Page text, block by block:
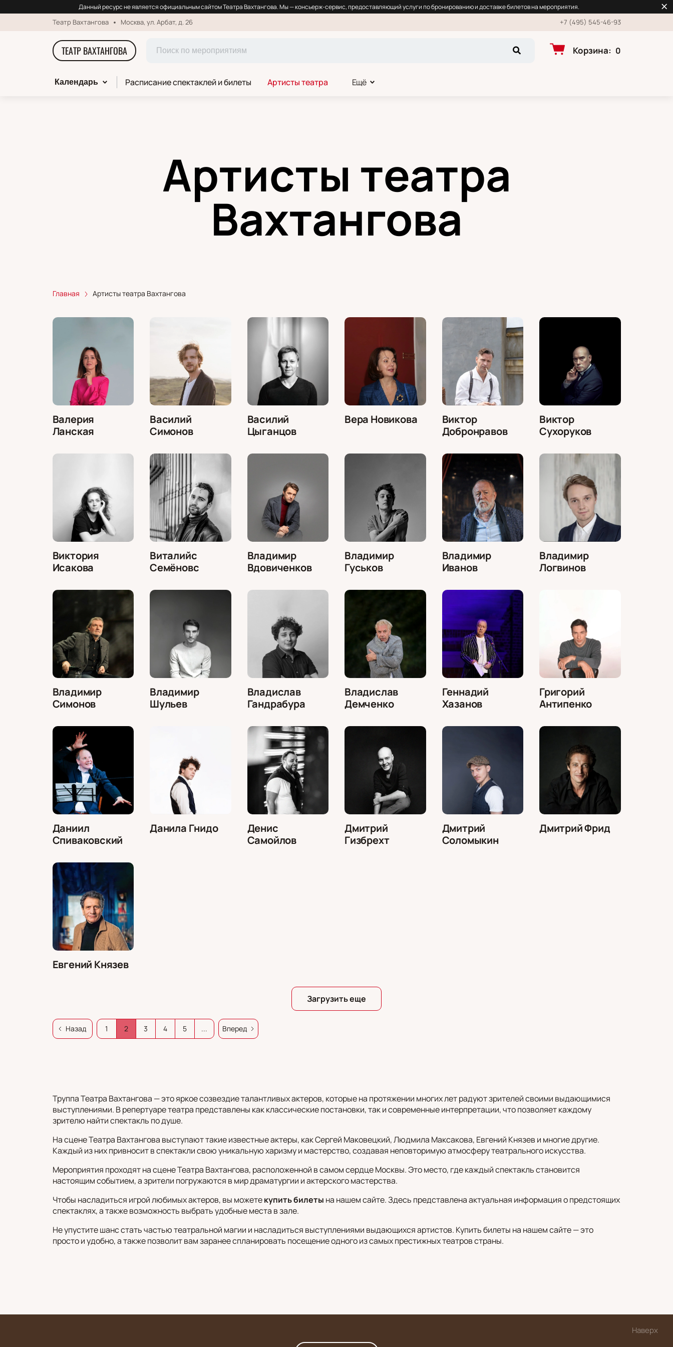
Данный ресурс не является официальным сайтом Театра Вахтангова. Мы — консьерж-сервис, предоставляющий услуги по бронированию и доставке билетов на мероприятия.
Театр Вахтангова Москва, ул. Арбат, д. 26 +7 (495) 545-46-93
ТЕАТР ВАХТАНГОВА Корзина: 0
Календарь Расписание спектаклей и билеты Артисты театра Ещё
Артисты театра
Вахтангова
Главная Артисты театра Вахтангова
Валерия
Ланская
Василий
Симонов
Василий
Цыганцов
Вера Новикова
Виктор
Добронравов
Виктор
Сухоруков
Виктория
Исакова
Виталийс
Семёновс
Владимир
Вдовиченков
Владимир
Гуськов
Владимир
Иванов
Владимир
Логвинов
Владимир
Симонов
Владимир
Шульев
Владислав
Гандрабура
Владислав
Демченко
Геннадий
Хазанов
Григорий
Антипенко
Даниил
Спиваковский
Данила Гнидо
Денис
Самойлов
Дмитрий
Гизбрехт
Дмитрий
Соломыкин
Дмитрий Фрид
Евгений Князев
Загрузить еще
Назад 1 2 3 4 5 ... Вперед
Труппа Театра Вахтангова — это яркое созвездие талантливых актеров, которые на протяжении многих лет радуют зрителей своими выдающимися
выступлениями. В репертуаре театра представлены как классические постановки, так и современные интерпретации, что позволяет каждому
зрителю найти спектакль по душе.
На сцене Театра Вахтангова выступают такие известные актеры, как Сергей Маковецкий, Людмила Максакова, Евгений Князев и многие другие.
Каждый из них привносит в спектакли свою уникальную харизму и мастерство, создавая неповторимую атмосферу театрального искусства.
Мероприятия проходят на сцене Театра Вахтангова, расположенной в самом сердце Москвы. Это место, где каждый спектакль становится
настоящим событием, а зрители погружаются в мир драматургии и актерского мастерства.
Чтобы насладиться игрой любимых актеров, вы можетекупить билеты на нашем сайте. Здесь представлена актуальная информация о предстоящих
спектаклях, а также возможность выбрать удобные места в зале.
Не упустите шанс стать частью театральной магии и насладиться выступлениями выдающихся артистов. Купить билеты на нашем сайте — это
просто и удобно, а также позволит вам заранее спланировать посещение одного из самых престижных театров страны.
Наверх